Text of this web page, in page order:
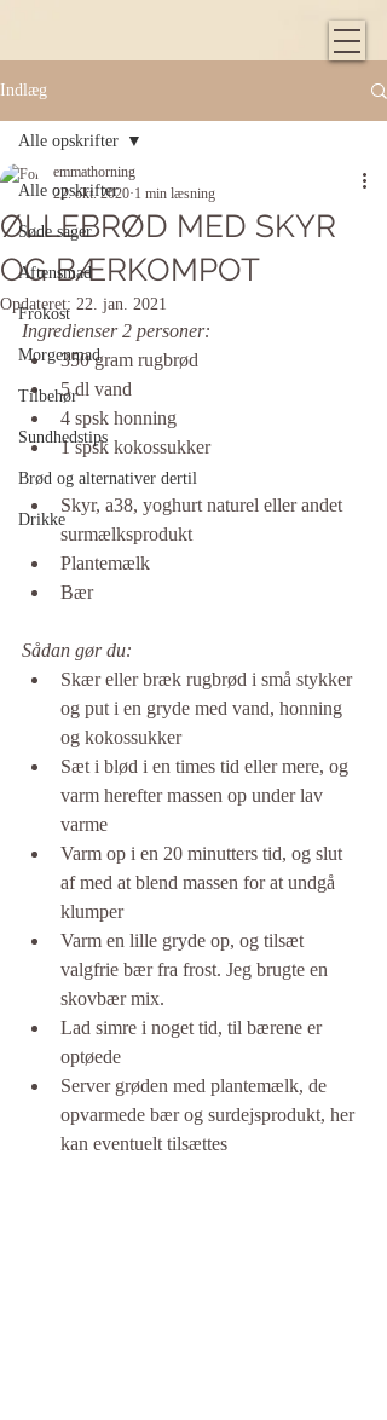
Indlæg
Alle opskrifter
Søde sager
Aftensmad
Frokost
Morgenmad
Tilbehør
Sundhedstips
Brød og alternativer dertil
Drikke
Alle opskrifter
ØLLEBRØD MED SKYR
OG BÆRKOMPOT
emmathorning
22. okt. 2020 1 min læsning
Opdateret: 22. jan. 2021
Ingredienser 2 personer:
350 gram rugbrød
5 dl vand
4 spsk honning
1 spsk kokossukker
Skyr, a38, yoghurt naturel eller andet
surmælksprodukt
Plantemælk
Bær
Sådan gør du:
Skær eller bræk rugbrød i små stykker
og put i en gryde med vand, honning
og kokossukker
Sæt i blød i en times tid eller mere, og
varm herefter massen op under lav
varme
Varm op i en 20 minutters tid, og slut
af med at blend massen for at undgå
klumper
Varm en lille gryde op, og tilsæt
valgfrie bær fra frost. Jeg brugte en
skovbær mix.
Lad simre i noget tid, til bærene er
optøede
Server grøden med plantemælk, de
opvarmede bær og surdejsprodukt, her
kan eventuelt tilsættes